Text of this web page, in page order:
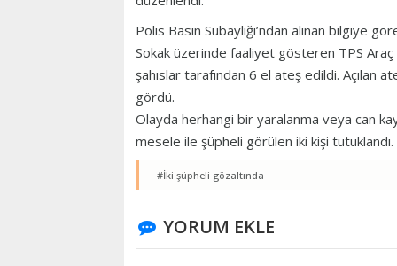
Polis Basın Subaylığı’ndan alınan bilgiye
Sokak üzerinde faaliyet gösteren TPS
şahıslar tarafından 6 el ateş edildi. Açılan
gördü.
Olayda herhangi bir yaralanma veya can
mesele ile şüpheli görülen iki kişi
#İki şüpheli gözaltında
YORUM EKLE